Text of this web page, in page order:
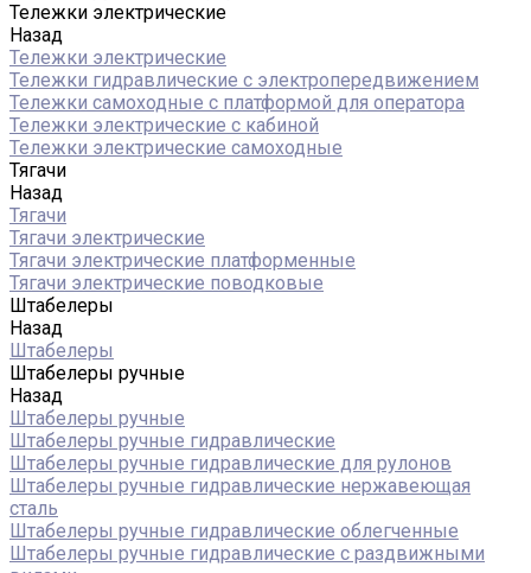
Тележки электрические
Назад
Тележки электрические
Тележки гидравлические с электропередвижением
Тележки самоходные с платформой для оператора
Тележки электрические с кабиной
Тележки электрические самоходные
Тягачи
Назад
Тягачи
Тягачи электрические
Тягачи электрические платформенные
Тягачи электрические поводковые
Штабелеры
Назад
Штабелеры
Штабелеры ручные
Назад
Штабелеры ручные
Штабелеры ручные гидравлические
Штабелеры ручные гидравлические для рулонов
Штабелеры ручные гидравлические нержавеющая
сталь
Штабелеры ручные гидравлические облегченные
Штабелеры ручные гидравлические с раздвижными